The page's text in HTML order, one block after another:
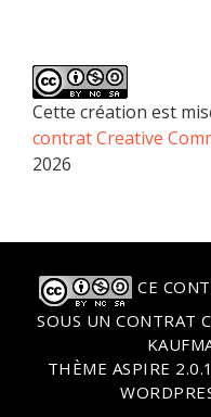
Cette création est
contrat Creative
2026
CE
SOUS UN CONTRAT
THÈME ASPIRE 2.0.1